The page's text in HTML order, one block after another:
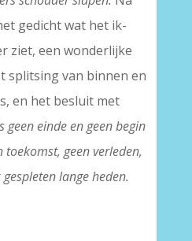
gedicht wat het ik-
ziet, een wonderlijke
splitsing van binnen en
en het besluit met
geen einde en geen begin
geen verleden,
lange heden.